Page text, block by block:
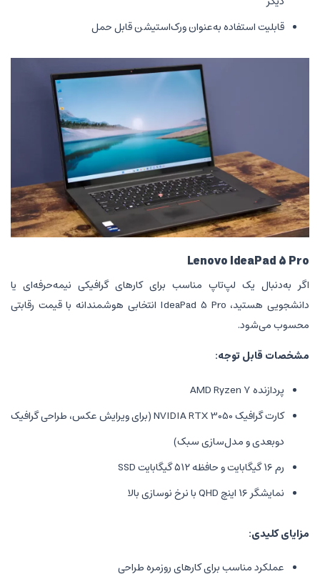
به‌عنوان ورک‌استیشن قابل حمل
مناسب برای کارهای گرافیکی نیمه‌حرفه‌ای یا
دانشجویی هستید، IdeaPad 5 Pro انتخابی هوشمندانه با قیمت رقابتی
کارت گرافیک NVIDIA RTX 3050 (برای ویرایش عکس، طراحی گرافیک
سبک)
کارهای روزمره طراحی